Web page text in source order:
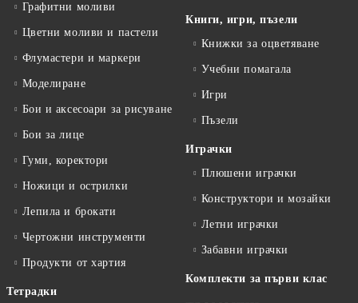
Графитни моливи
Цветни моливи и пастели
Флумастери и маркери
Моделиране
Бои и аксесоари за рисуване
Бои за лице
Гуми, коректори
Ножици и острилки
Лепила и брокати
Чертожни инструменти
Продукти от хартия
Тетрадки
Книги, игри, пъзели
Книжки за оцветяване
Учебни помагала
Игри
Пъзели
Играчки
Плюшени играчки
Конструктори и мозайки
Летни играчки
Забавни играчки
Комплекти за първи клас